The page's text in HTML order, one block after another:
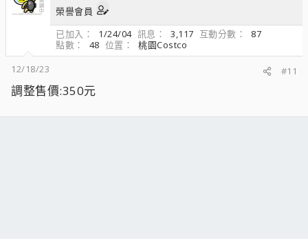
榮譽會員
已加入
1/24/04 訊息 3,117 互動分數
87
點數
48 位置
桃園Costco
12/18/23
#11
調整售價:350元